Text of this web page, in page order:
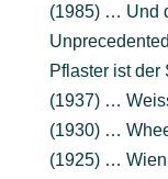
(1985) … Und
Pflaster ist
(1937) …
(1930) …
(1925) …